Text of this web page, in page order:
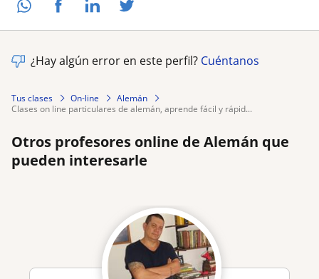
¿Hay algún error en este perfil? Cuéntanos
Tus clases On-line
Alemán
clases on line particulares de alemán, aprende fácil y rápid...
Otros profesores online de Alemán que
pueden interesarle